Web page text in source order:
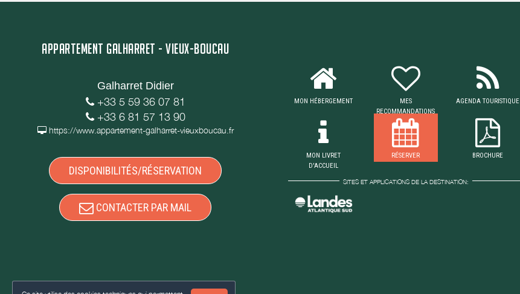
APPARTEMENT GALHARRET - VIEUX-BOUCAU
Galharret Didier
+33 5 59 36 07 81
+33 6 81 57 13 90
https://www.appartement-galharret-vieuxboucau.fr
DISPONIBILITÉS/RÉSERVATION
CONTACTER PAR MAIL
MON HÉBERGEMENT
MES
RECOMMANDATIONS
AGENDA TOURISTIQUE
MON LIVRET
D'ACCUEIL
RÉSERVER BROCHURE
SITES ET APPLICATIONS DE LA DESTINATION: